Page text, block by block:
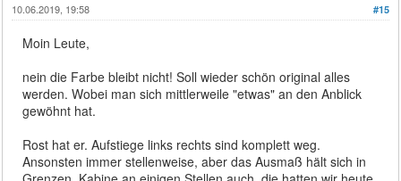
#15
10.06.2019, 19:58
Moin Leute,
nein die Farbe bleibt nicht! Soll wieder schön original alles
werden. Wobei man sich mittlerweile "etwas" an den Anblick
gewöhnt hat.
Rost hat er. Aufstiege links rechts sind komplett weg.
Ansonsten immer stellenweise, aber das Ausmaß hält sich in